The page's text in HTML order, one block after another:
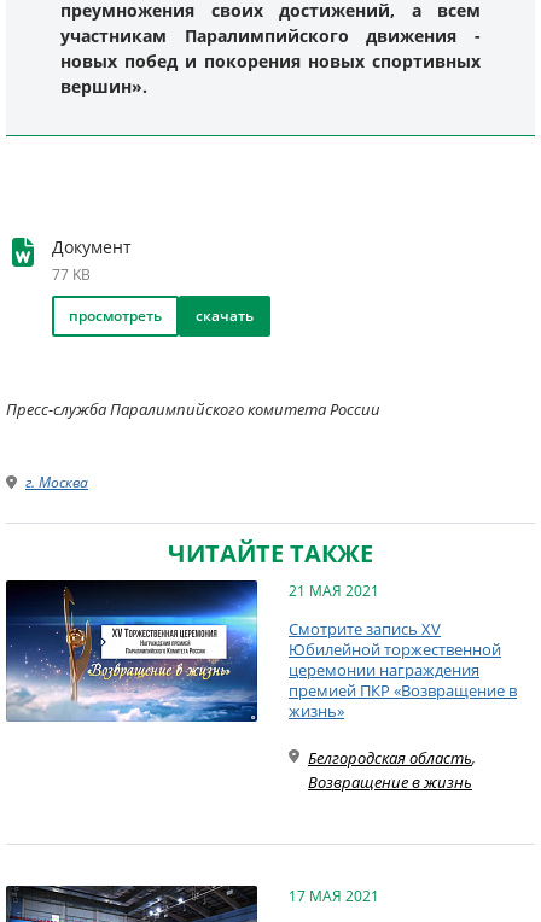
преумножения своих достижений, а всем
участникам Паралимпийского движения -
новых побед и покорения новых спортивных
вершин».
Документ
77 KB
просмотреть
скачать
Пресс-служба Паралимпийского комитета России
г. Москва
ЧИТАЙТЕ ТАКЖЕ
21 МАЯ 2021
Смотрите запись XV
Юбилейной торжественной
церемонии награждения
премией ПКР «Возвращение в
жизнь»
Белгородская область,
Возвращение в жизнь
17 МАЯ 2021